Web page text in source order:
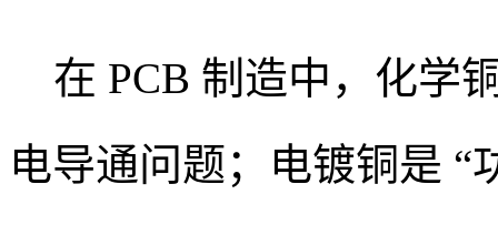
在 PCB 制造中，化学
电导通问题；电镀铜是 “